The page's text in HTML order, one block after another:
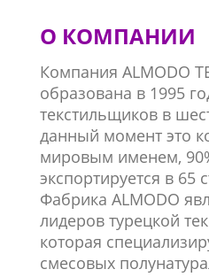
О КОМПАНИИ
Компания ALMODO
образована в 1995
текстильщиков в
данный момент это
мировым именем,
экспортируется в 65
Фабрика ALMODO
лидеров турецкой
которая
смесовых